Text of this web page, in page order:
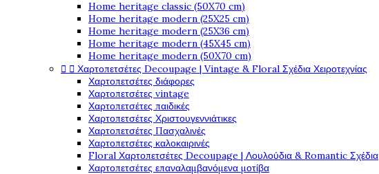
Home heritage classic (50X70 cm)
Home heritage modern (25X25 cm)
Home heritage modern (25X36 cm)
Home heritage modern (45X45 cm)
Home heritage modern (50X70 cm)
  Χαρτοπετσέτες Decoupage | Vintage & Floral Σχέδια Χειροτεχνίας
Χαρτοπετσέτες διάφορες
Χαρτοπετσέτες vintage
Χαρτοπετσέτες παιδικές
Χαρτοπετσέτες Χριστουγεννιάτικες
Χαρτοπετσέτες Πασχαλινές
Χαρτοπετσέτες καλοκαιρινές
Floral Χαρτοπετσέτες Decoupage | Λουλούδια & Romantic Σχέδια
Χαρτοπετσέτες επαναλαμβανόμενα μοτίβα